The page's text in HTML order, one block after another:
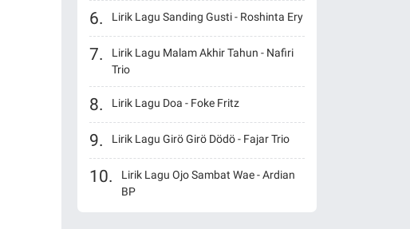
Lirik Lagu Sanding Gusti - Roshinta Ery
Lirik Lagu Malam Akhir Tahun - Nafiri
Trio
Lirik Lagu Doa - Foke Fritz
Lirik Lagu Girö Girö Dödö - Fajar Trio
Lirik Lagu Ojo Sambat Wae - Ardian
BP